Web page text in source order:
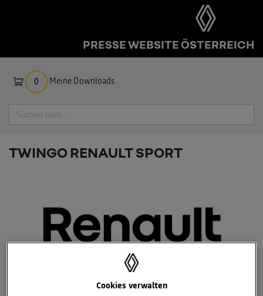
PRESSE WEBSITE ÖSTERREICH
0 Meine Downloads
Suche
TWINGO RENAULT SPORT
Cookies verwalten